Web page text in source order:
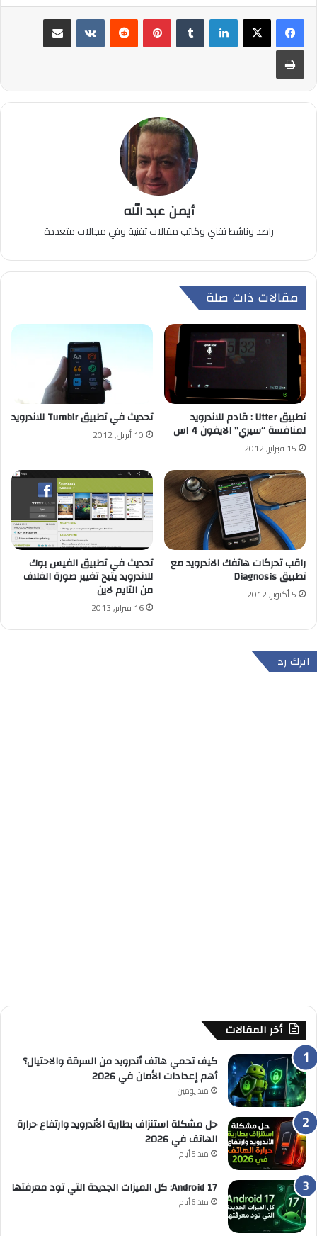
لينكدإن بينتيريست
مشاركة عبر البريد
طباعة
أيمن عبد الله
راصد وناشط تقني وكاتب مقالات تقنية وفي مجالات متعددة
مقالات ذات صلة
تطبيق Utter : قادم للاندرويد
لمنافسة “سيري” الايفون 4 اس
15 فبراير, 2012
تحديث في تطبيق Tumblr للاندرويد
10 أبريل, 2012
راقب تحركات هاتفك الاندرويد مع
تطبيق Diagnosis
5 أكتوبر, 2012
تحديث في تطبيق الفيس بوك
للاندرويد يتيح تغيير صورة الغلاف
من التايم لاين
16 فبراير, 2013
اترك رد
أخر المقالات
كيف تحمي هاتف أندرويد من السرقة والاحتيال؟
أهم إعدادات الأمان في 2026
منذ يومين
حل مشكلة استنزاف بطارية الأندرويد وارتفاع حرارة
الهاتف في 2026
منذ 5 أيام
Android 17: كل الميزات الجديدة التي تود معرفتها
منذ 6 أيام